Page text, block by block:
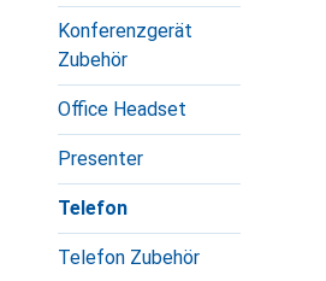
Konferenzgerät
Zubehör
Office Headset
Presenter
Telefon
Telefon Zubehör